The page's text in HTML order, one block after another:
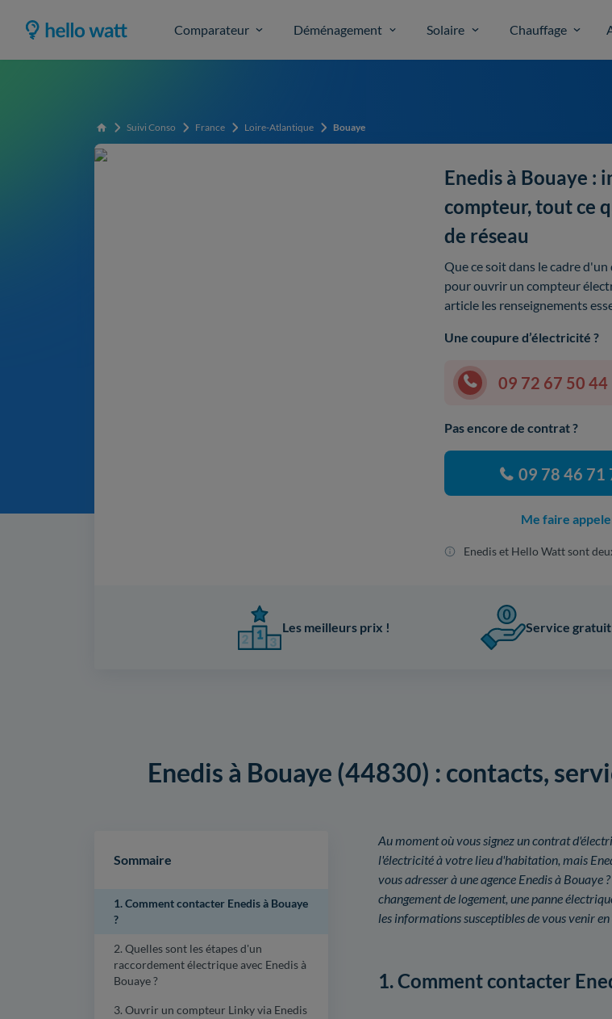
Comparateur Déménagement Solaire Chauffage
Accueil Suivi Conso France Loire-Atlantique Bouaye
Enedis à Bouaye :
compteur, tout ce
de réseau
Que ce soit dans le cadre
pour ouvrir un compteur
article les renseignements
Une coupure d’électricité ?
09 72 67 50 44
Pas encore de contrat ?
09 78 46 71
Me faire
Enedis et Hello Watt sont
Les meilleurs prix ! Service gratuit
Enedis à Bouaye (44830) : contacts,
Sommaire
1. Comment contacter Enedis à Bouaye
?
2. Quelles sont les étapes d'un
raccordement électrique avec Enedis à
Bouaye ?
3. Ouvrir un compteur Linky via Enedis
Au moment où vous signez un contrat
l'électricité à votre lieu d'habitation, mais
vous adresser à une agence Enedis à
changement de logement, une panne
les informations susceptibles de vous venir en
1. Comment contacter